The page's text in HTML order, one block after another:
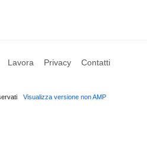
Lavora Privacy Contatti
Visualizza versione non AMP